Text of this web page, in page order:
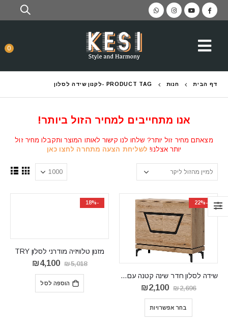
0
דף הבית חנות PRODUCT TAG - לקנון שידה לסלון
אנו מתחייבים למחיר הזול ביותר!
מצאתם מחיר זול יותר? שלחו לנו קישור לאותו המוצר ותקבלו מחיר זול
יותר אצלנו! לשליחת הצעה מתחרה לחצו כאן
-22%
שידה לסלון חדר שינה קטנה עם מגירות KRIS-VERO 02
₪2,696
המחיר
המקורי
₪2,696.
₪2,100
בחר אפשרויות
-18%
מזנון טלוויזיה מודרני לסלון TRY
₪5,018
המחיר
המקורי
היה:
₪5,018.
₪4,100
הוספה לסל